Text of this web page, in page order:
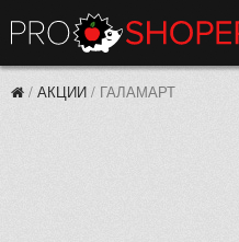
/ АКЦИИ / ГАЛАМАРТ